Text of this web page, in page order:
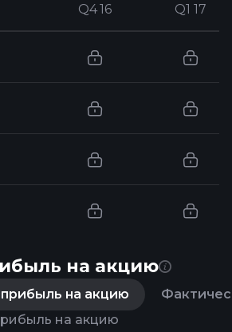
Q4 16 Q1 17
Q4 16 Q1 17
на акцию
на акцию
на акцию